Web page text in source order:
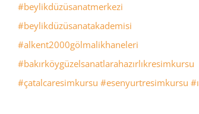
#beylikdüzüsanatmerkezi
#beylikdüzüsanatakademisi
#alkent2000gölmalikhaneleri
#bakırköygüzelsanatlarahazırlıkresimkursu
#çatalcaresimkursu #esenyurtresimkursu